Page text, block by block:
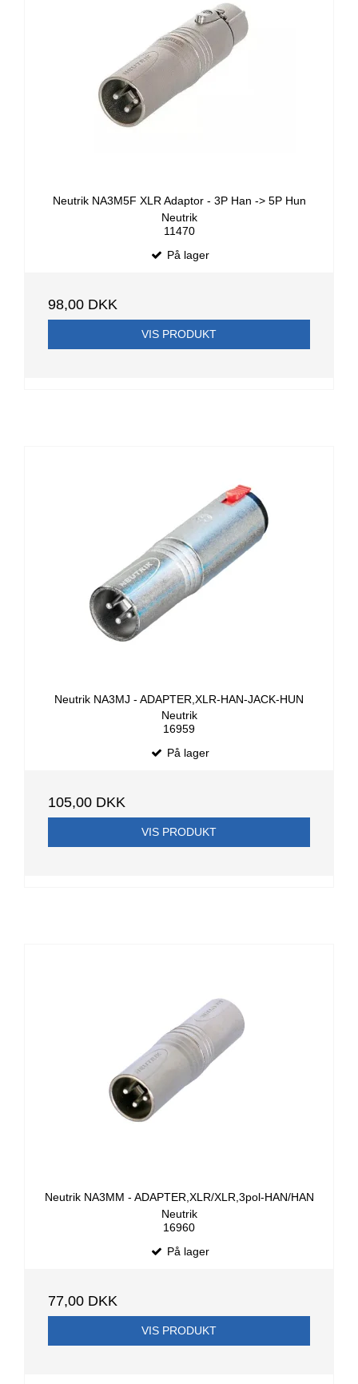
Neutrik NA3M5F XLR Adaptor - 3P Han -> 5P Hun
Neutrik
11470
På lager
98,00 DKK
VIS PRODUKT
Neutrik NA3MJ - ADAPTER,XLR-HAN-JACK-HUN
Neutrik
16959
På lager
105,00 DKK
VIS PRODUKT
Neutrik NA3MM - ADAPTER,XLR/XLR,3pol-HAN/HAN
Neutrik
16960
På lager
77,00 DKK
VIS PRODUKT